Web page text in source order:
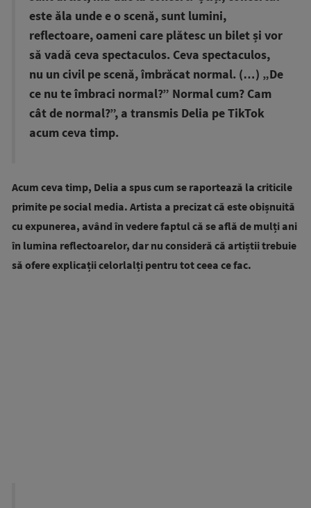
este ăla unde e o scenă, sunt lumini,
reflectoare, oameni care plătesc un bilet și vor
să vadă ceva spectaculos. Ceva spectaculos,
nu un civil pe scenă, îmbrăcat normal. (…) „De
ce nu te îmbraci normal?” Normal cum? Cam
cât de normal?”, a transmis Delia pe TikTok
acum ceva timp.
Acum ceva timp, Delia a spus cum se raportează la criticile
primite pe social media. Artista a precizat că este obișnuită
cu expunerea, având în vedere faptul că se află de mulți ani
în lumina reflectoarelor, dar nu consideră că artiștii trebuie
să ofere explicații celorlalți pentru tot ceea ce fac.